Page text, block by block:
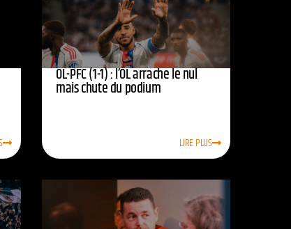
OL-PFC (1-1) : l’OL arrache le nul
mais chute du podium
LIRE PLUS